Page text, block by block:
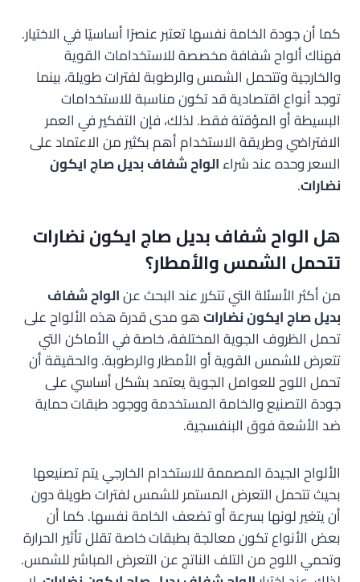
كما أن جودة الخامة نفسها تعتبر عنصرًا أساسيًا في الاختيار.
فهناك ألواح شفافة مخصصة للاستخدامات القوية
والخارجية وتتحمل الشمس والرطوبة لفترات طويلة، بينما
توجد أنواع اقتصادية قد تكون مناسبة للاستخدامات
البسيطة أو المؤقتة فقط. لذلك، فإن التفكير في العمر
الافتراضي وطريقة الاستخدام أهم بكثير من الاعتماد على
السعر وحده عند شراءالواح شفاف بديل صاج ايكون
نضارات.
هل الواح شفاف بديل صاج ايكون نضارات
تتحمل الشمس والأمطار؟
من أكثر الأسئلة التي تتكرر عند البحث عنالواح شفاف
بديل صاج ايكون نضاراتهو مدى قدرة هذه الألواح على
تحمل الظروف الجوية المختلفة، خاصة في الأماكن التي
تتعرض للشمس القوية أو الأمطار والرطوبة. والحقيقة أن
تحمل اللوح للعوامل الجوية يعتمد بشكل أساسي على
جودة التصنيع والخامة المستخدمة ووجود طبقات حماية
ضد الأشعة فوق البنفسجية.
الألواح الجيدة المصممة للاستخدام الخارجي يتم تصنيعها
بحيث تتحمل التعرض المستمر للشمس لفترات طويلة دون
أن يتغير لونها بسرعة أو تضعف الخامة نفسها. كما أن
بعض الأنواع تكون معالجة بطبقات خاصة تقلل تأثير الحرارة
وتحمي اللوح من التلف الناتج عن التعرض المباشر للشمس.